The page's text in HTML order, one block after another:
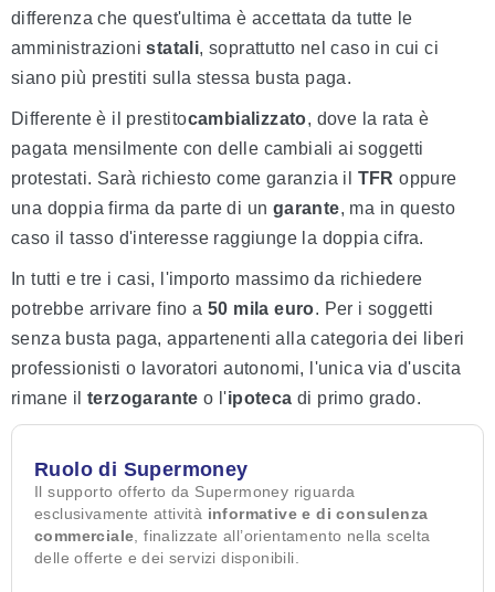
differenza che quest'ultima è accettata da tutte le
amministrazionistatali, soprattutto nel caso in cui ci
siano più prestiti sulla stessa busta paga.
Differente è il prestitocambializzato, dove la rata è
pagata mensilmente con delle cambiali ai soggetti
protestati. Sarà richiesto come garanzia il TFR oppure
una doppia firma da parte di un garante, ma in questo
caso il tasso d'interesse raggiunge la doppia cifra.
In tutti e tre i casi, l'importo massimo da richiedere
potrebbe arrivare fino a 50 mila euro. Per i soggetti
senza busta paga, appartenenti alla categoria dei liberi
professionisti o lavoratori autonomi, l'unica via d'uscita
rimane ilterzogarante o l'ipoteca di primo grado.
Ruolo di Supermoney
Il supporto offerto da Supermoney riguarda
esclusivamente attività informative e di consulenza
commerciale , finalizzate all’orientamento nella scelta
delle offerte e dei servizi disponibili.